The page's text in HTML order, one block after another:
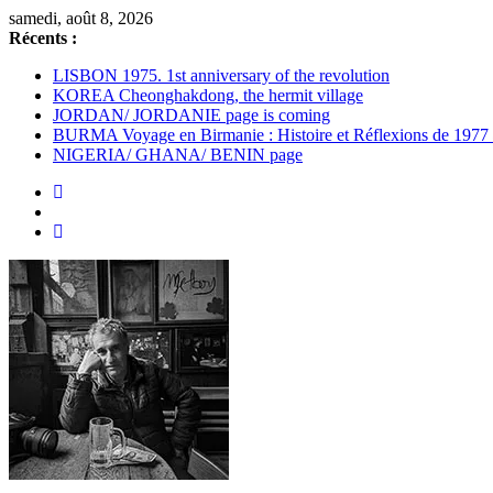
Passer
au
samedi, août 8, 2026
Récents :
LISBON 1975. 1st anniversary of the revolution
KOREA Cheonghakdong, the hermit village
JORDAN/ JORDANIE page is coming
BURMA Voyage en Birmanie : Histoire et Réflexions de 1977
NIGERIA/ GHANA/ BENIN page